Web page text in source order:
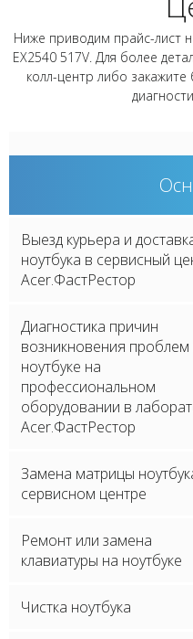
Ниже приводим прайс-лист
EX2540 517V. Для более
колл-центр либо
Выезд курьера и
ноутбука в сервисный
Acer.ФастРестор
Диагностика причин
возникновения проблем
ноутбуке на
профессиональном
оборудовании в
Acer.ФастРестор
Замена матрицы
сервисном центре
Ремонт или замена
клавиатуры на ноутбуке
Чистка ноутбука